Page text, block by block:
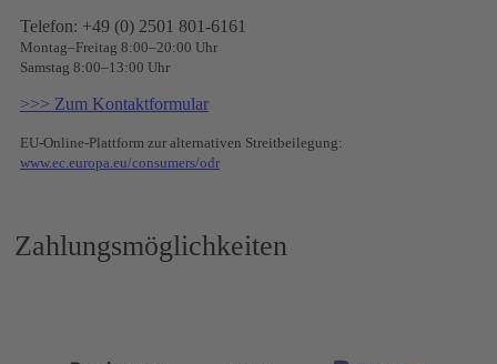
Telefon: +49 (0) 2501 801-6161
Montag–Freitag 8:00–20:00 Uhr
Samstag 8:00–13:00 Uhr
>>> Zum Kontaktformular
EU-Online-Plattform zur alternativen Streitbeilegung:
www.ec.europa.eu/consumers/odr
Zahlungsmöglichkeiten